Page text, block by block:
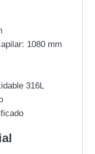
1080 mm
316L